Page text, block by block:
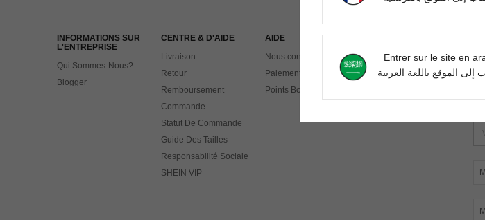
INFORMATIONS SUR
L'ENTREPRISE
Qui Sommes-Nous?
Blogger
CENTRE & D'AIDE
Livraison
Retour
Remboursement
Commande
Statut De Commande
Guide Des Tailles
Responsabilité Sociale
SHEIN VIP
AIDE
Nous contacter
Paiement
Points Bonus
Entrer sur le site en
إلى الموقع باللغة العربية